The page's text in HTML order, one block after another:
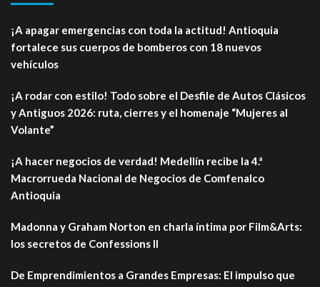
¡A apagar emergencias con toda la actitud! Antioquia
fortalece sus cuerpos de bomberos con 18 nuevos
vehículos
¡A rodar con estilo! Todo sobre el Desfile de Autos Clásicos
y Antiguos 2026: ruta, cierres y el homenaje “Mujeres al
Volante”
¡A hacer negocios de verdad! Medellín recibe la 4.ª
Macrorrueda Nacional de Negocios de Comfenalco
Antioquia
Madonna y Graham Norton en charla íntima por Film&Arts:
los secretos de Confessions II
De Emprendimientos a Grandes Empresas: El impulso que